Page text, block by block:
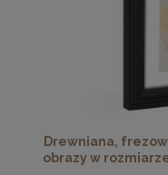
Drewniana,
obrazy w